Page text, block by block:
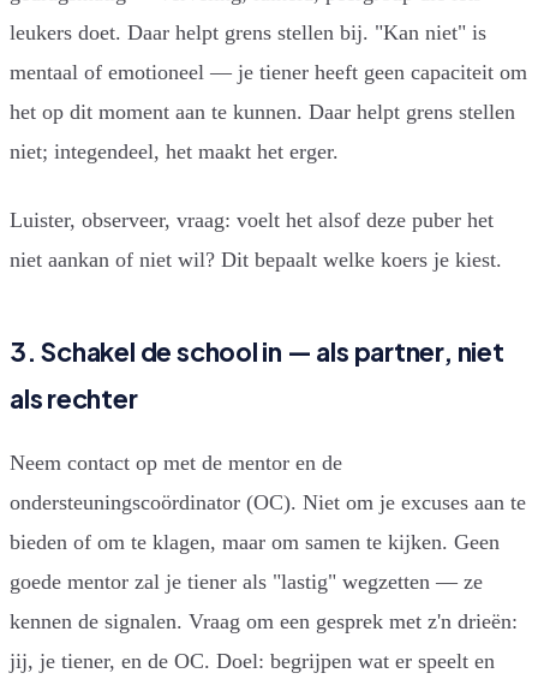
leukers doet. Daar helpt grens stellen bij. "Kan niet" is
mentaal of emotioneel — je tiener heeft geen capaciteit om
het op dit moment aan te kunnen. Daar helpt grens stellen
niet; integendeel, het maakt het erger.
Luister, observeer, vraag: voelt het alsof deze puber het
niet aankan of niet wil? Dit bepaalt welke koers je kiest.
3. Schakel de school in — als partner, niet
als rechter
Neem contact op met de mentor en de
ondersteuningscoördinator (OC). Niet om je excuses aan te
bieden of om te klagen, maar om samen te kijken. Geen
goede mentor zal je tiener als "lastig" wegzetten — ze
kennen de signalen. Vraag om een gesprek met z'n drieën:
jij, je tiener, en de OC. Doel: begrijpen wat er speelt en